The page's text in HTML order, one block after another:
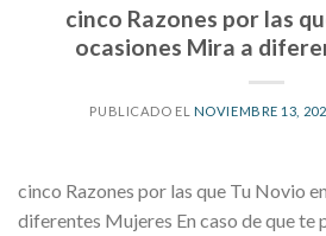
cinco Razones por las
ocasiones Mira a
PUBLICADO EL NOVIEMBRE 13,
cinco Razones por las que Tu Novio
diferentes Mujeres En caso de que te